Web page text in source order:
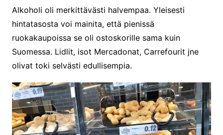
Alkoholi oli merkittävästi halvempaa. Yleisesti
hintatasosta voi mainita, että pienissä
ruokakaupoissa se oli ostoskorille sama kuin
Suomessa. Lidlit, isot Mercadonat, Carrefourit jne
olivat toki selvästi edullisempia.